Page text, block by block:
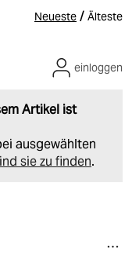
Neueste / Älteste
Artikel ist
ausgewählten
sie zu finden.
einloggen